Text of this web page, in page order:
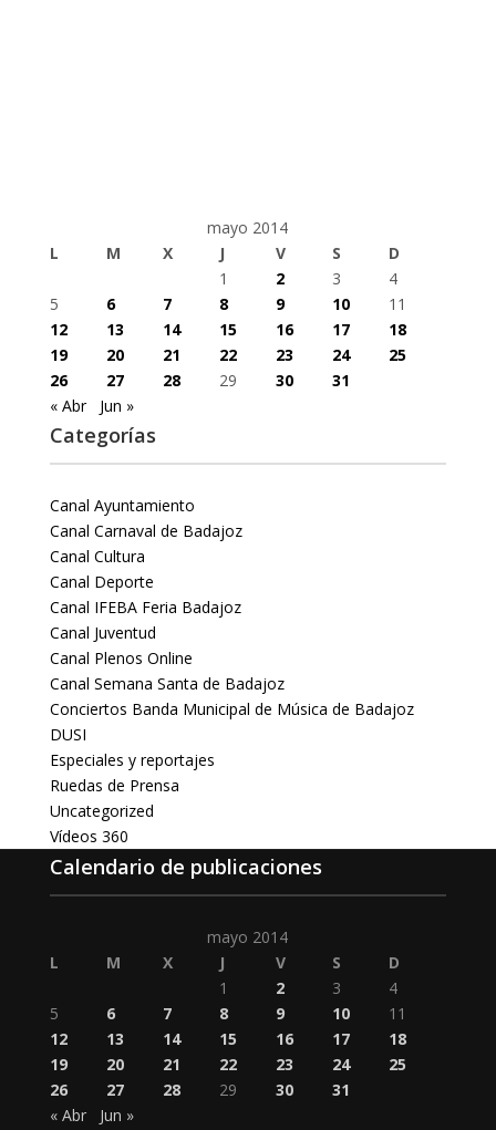
mayo 2014
L
M X J V S
D
1
2 3
4
5
6 7 8 9 10
11
12
13 14 15 16 17
18
19
20 21 22 23 24
25
26
27 28 29 30
31
« Abr
Jun »
Categorías
Canal Ayuntamiento
Canal Carnaval de Badajoz
Canal Cultura
Canal Deporte
Canal IFEBA Feria Badajoz
Canal Juventud
Canal Plenos Online
Canal Semana Santa de Badajoz
Conciertos Banda Municipal de Música de Badajoz
DUSI
Especiales y reportajes
Ruedas de Prensa
Uncategorized
Vídeos 360
Calendario de publicaciones
mayo 2014
L
M X J V S
D
1
2 3
4
5
6 7 8 9 10
11
12
13 14 15 16 17
18
19
20 21 22 23 24
25
26
27 28 29 30
31
« Abr
Jun »